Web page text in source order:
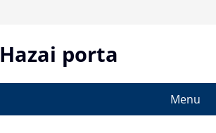
Hazai porta
Menu